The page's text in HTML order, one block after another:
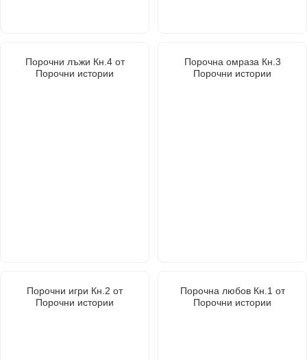
Порочни лъжи Кн.4 от
Порочни истории
Порочна омраза Кн.3
Порочни истории
Порочни игри Кн.2 от
Порочни истории
Порочна любов Кн.1 от
Порочни истории